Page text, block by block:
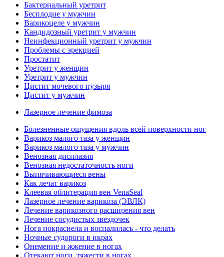
Бактериальный уретрит
Бесплодие у мужчин
Варикоцеле у мужчин
Кандидозный уретрит у мужчин
Неинфекционный уретрит у мужчин
Проблемы с эрекцией
Простатит
Уретрит у женщин
Уретрит у мужчин
Цистит мочевого пузыря
Цистит у мужчин
Лазерное лечение фимоза
Болезненные ощущения вдоль всей поверхности ног
Варикоз малого таза у женщин
Варикоз малого таза у мужчин
Венозная дисплазия
Венозная недостаточность ноги
Выпячивающиеся вены
Как лечат варикоз
Клеевая облитерация вен VenaSeal
Лазерное лечение варикоза (ЭВЛК)
Лечение варикозного расширения вен
Лечение сосудистых звездочек
Нога покраснела и воспалилась - что делать
Ночные судороги в икрах
Онемение и жжение в ногах
Отекают ноги, тяжести в ногах